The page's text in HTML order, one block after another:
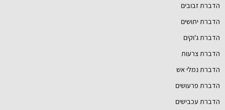
הדברת זבובים
הדברת יתושים
הדברת ג'וקים
הדברת צרעות
הדברת נמלי אש
הדברת פרעושים
הדברת עכבישים